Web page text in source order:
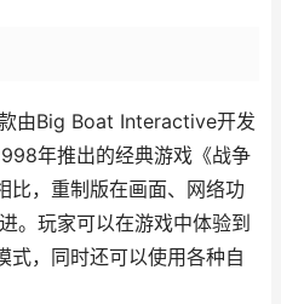
由Big Boat Interactive开发
年推出的经典游戏《战争
比，重制版在画面、网络功
。玩家可以在游戏中体验到
式，同时还可以使用各种自